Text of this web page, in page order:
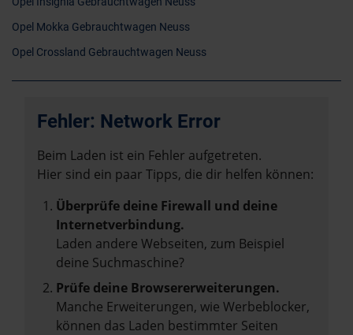
Opel Mokka Gebrauchtwagen Neuss
Opel Crossland Gebrauchtwagen Neuss
Fehler: Network Error
Beim Laden ist ein Fehler aufgetreten.
Hier sind ein paar Tipps, die dir helfen können:
Überprüfe deine Firewall und deine
Internetverbindung.
Laden andere Webseiten, zum Beispiel
deine Suchmaschine?
Prüfe deine Browsererweiterungen.
Manche Erweiterungen, wie Werbeblocker,
können das Laden bestimmter Seiten